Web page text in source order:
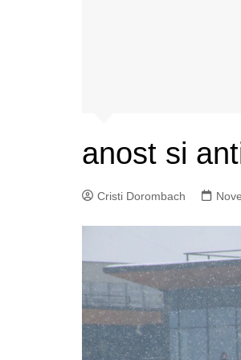
anost si
Cristi Dorombach